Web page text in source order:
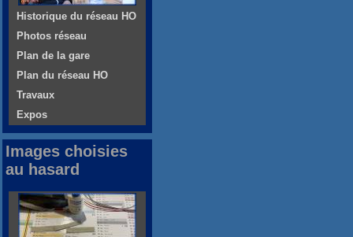
Historique du réseau HO
Photos réseau
Plan de la gare
Plan du réseau HO
Travaux
Expos
Images choisies
au hasard